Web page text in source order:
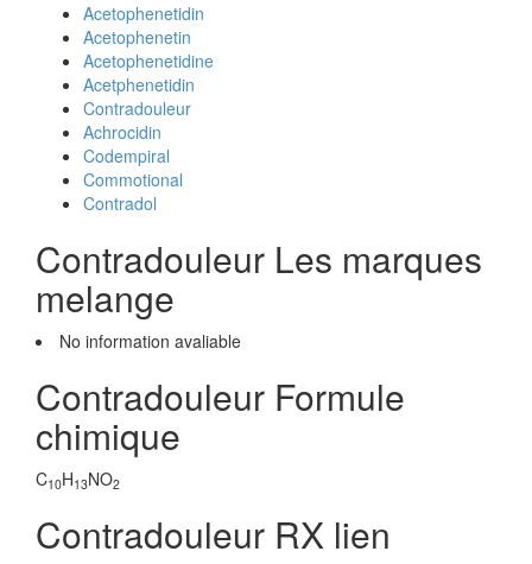
Acetophenetidin
Acetophenetin
Acetophenetidine
Acetphenetidin
Contradouleur
Achrocidin
Codempiral
Commotional
Contradol
Contradouleur Les marques
melange
No information avaliable
Contradouleur Formule
chimique
C10H13NO2
Contradouleur RX lien